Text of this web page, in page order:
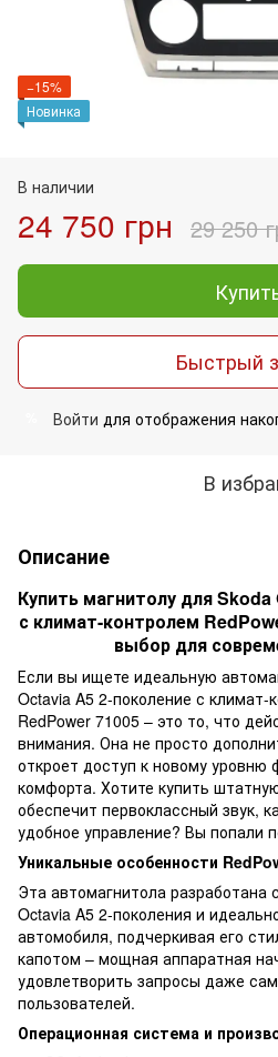
−15%
Новинка
В наличии
24 750 грн 29 250
Быстрый
Войти для отображения
В
Описание
Купить магнитолу для
с климат-контролем
выбор для
Если вы ищете идеальную
Octavia A5 2-поколение с
RedPower 71005 – это то, что
внимания. Она не просто
откроет доступ к новому уровню
комфорта. Хотите купить
обеспечит первоклассный звук,
удобное управление? Вы попали
Уникальные особенности
Эта автомагнитола разработана
Octavia A5 2-поколения и
автомобиля, подчеркивая его
капотом – мощная аппаратная
удовлетворить запросы даже
пользователей.
Операционная система и